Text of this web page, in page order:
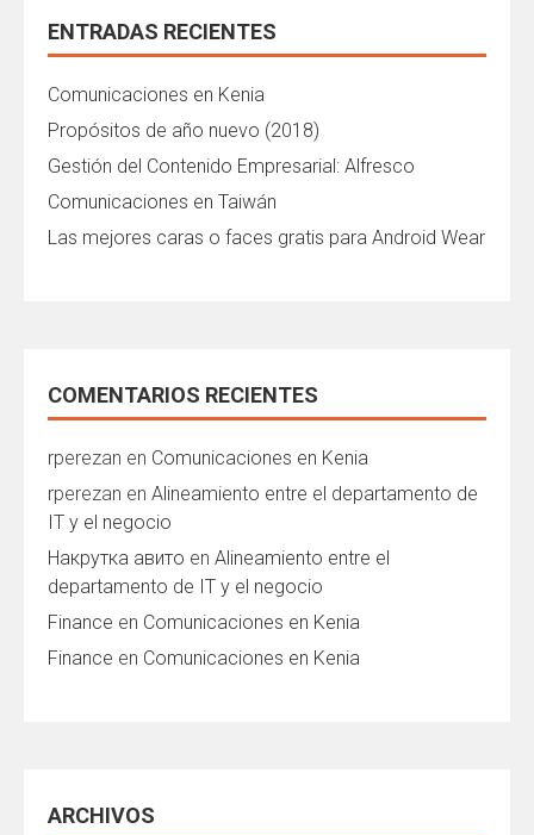
ENTRADAS RECIENTES
Comunicaciones en Kenia
Propósitos de año nuevo (2018)
Gestión del Contenido Empresarial: Alfresco
Comunicaciones en Taiwán
Las mejores caras o faces gratis para Android Wear
COMENTARIOS RECIENTES
rperezan en Comunicaciones en Kenia
rperezan en Alineamiento entre el departamento de
IT y el negocio
Накрутка авито en Alineamiento entre el
departamento de IT y el negocio
Finance en Comunicaciones en Kenia
Finance en Comunicaciones en Kenia
ARCHIVOS